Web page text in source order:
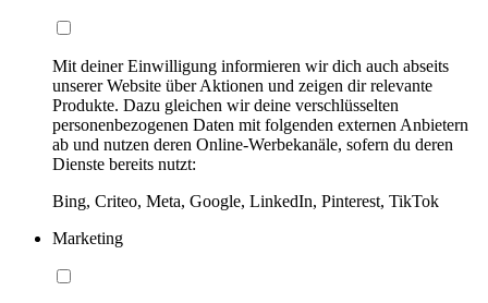
Mit deiner Einwilligung informieren wir dich auch abseits
unserer Website über Aktionen und zeigen dir relevante
Produkte. Dazu gleichen wir deine verschlüsselten
personenbezogenen Daten mit folgenden externen Anbietern
ab und nutzen deren Online-Werbekanäle, sofern du deren
Dienste bereits nutzt:
Bing, Criteo, Meta, Google, LinkedIn, Pinterest, TikTok
Marketing